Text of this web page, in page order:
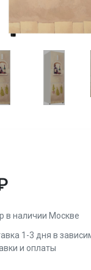
в наличии Москве
1-3 дня в
и оплаты